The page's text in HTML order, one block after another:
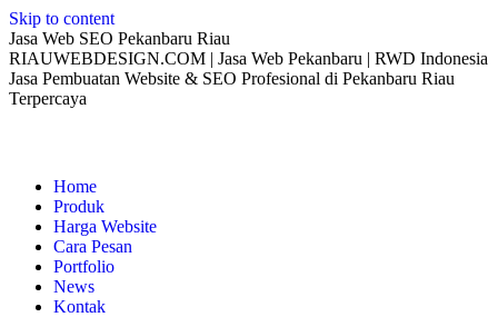
Skip to content
Jasa Web SEO Pekanbaru Riau
RIAUWEBDESIGN.COM | Jasa Web Pekanbaru | RWD Indonesia
Jasa Pembuatan Website & SEO Profesional di Pekanbaru Riau
Terpercaya
Home
Produk
Harga Website
Cara Pesan
Portfolio
News
Kontak